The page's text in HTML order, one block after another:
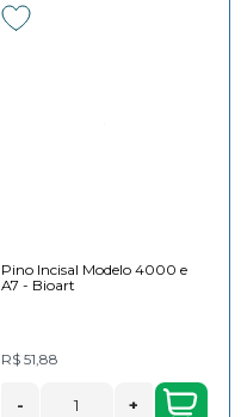
Pino Incisal Modelo 4000 e
A7 - Bioart
R$ 51,88
- +